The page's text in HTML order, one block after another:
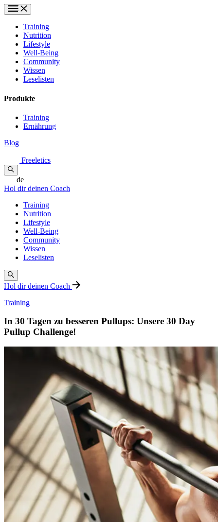
Training
Nutrition
Lifestyle
Well-Being
Community
Wissen
Leselisten
Produkte
Training
Ernährung
Blog
Freeletics
de
Hol dir deinen Coach
Training
Nutrition
Lifestyle
Well-Being
Community
Wissen
Leselisten
Hol dir deinen Coach
Training
In 30 Tagen zu besseren Pullups: Unsere 30 Day
Pullup Challenge!